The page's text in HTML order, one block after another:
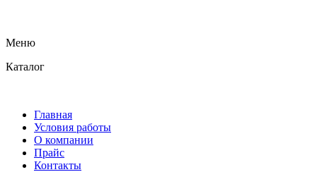
Меню
Каталог
Главная
Условия работы
О компании
Прайс
Контакты